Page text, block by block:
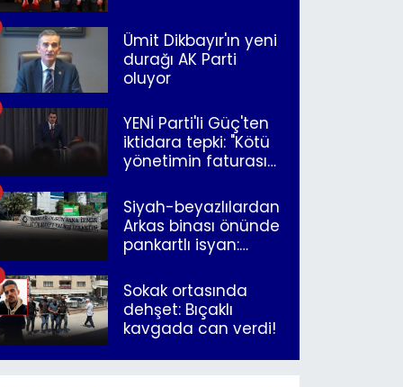
Ümit Dikbayır'ın yeni
durağı AK Parti
oluyor
YENİ Parti'li Güç'ten
iktidara tepki: "Kötü
yönetimin faturasını
Siyah-beyazlılardan
Arkas binası önünde
pankartlı isyan:
İzmir"
Sokak ortasında
dehşet: Bıçaklı
kavgada can verdi!